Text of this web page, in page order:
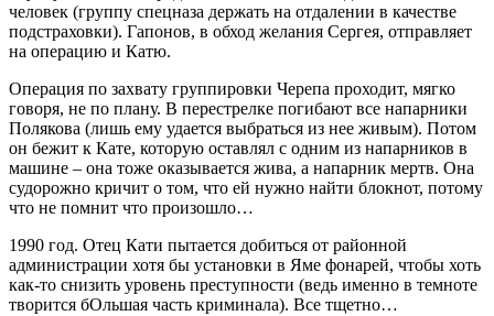
человек (группу спецназа держать на отдалении в качестве
подстраховки). Гапонов, в обход желания Сергея, отправляет
на операцию и Катю.
Операция по захвату группировки Черепа проходит, мягко
говоря, не по плану. В перестрелке погибают все напарники
Полякова (лишь ему удается выбраться из нее живым). Потом
он бежит к Кате, которую оставлял с одним из напарников в
машине – она тоже оказывается жива, а напарник мертв. Она
судорожно кричит о том, что ей нужно найти блокнот, потому
что не помнит что произошло…
1990 год. Отец Кати пытается добиться от районной
администрации хотя бы установки в Яме фонарей, чтобы хоть
как-то снизить уровень преступности (ведь именно в темноте
творится бОльшая часть криминала). Все тщетно…